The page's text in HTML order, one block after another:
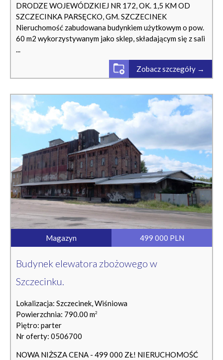
DRODZE WOJEWÓDZKIEJ NR 172, OK. 1,5 KM OD
SZCZECINKA PARSĘCKO, GM. SZCZECINEK
Nieruchomość zabudowana budynkiem użytkowym o pow.
60 m2 wykorzystywanym jako sklep, składającym się z sali
...
Zobacz szczegóły →
Magazyn 499 000 PLN
Budynek elewatora zbożowego w
Szczecinku.
Lokalizacja: Szczecinek, Wiśniowa
Powierzchnia: 790.00 m2
Piętro: parter
Nr oferty: 0506700
NOWA NIŻSZA CENA - 499 000 ZŁ! NIERUCHOMOŚĆ